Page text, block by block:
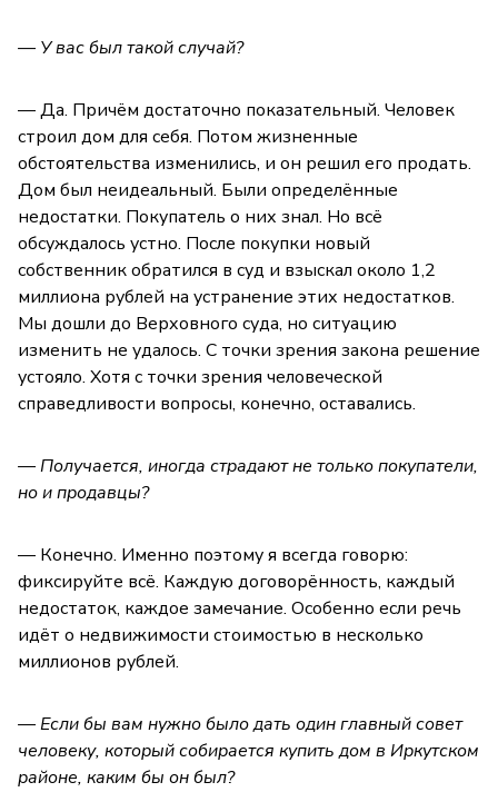
— У вас был такой случай?
— Да. Причём достаточно показательный. Человек
строил дом для себя. Потом жизненные
обстоятельства изменились, и он решил его продать.
Дом был неидеальный. Были определённые
недостатки. Покупатель о них знал. Но всё
обсуждалось устно. После покупки новый
собственник обратился в суд и взыскал около 1,2
миллиона рублей на устранение этих недостатков.
Мы дошли до Верховного суда, но ситуацию
изменить не удалось. С точки зрения закона решение
устояло. Хотя с точки зрения человеческой
справедливости вопросы, конечно, оставались.
— Получается, иногда страдают не только покупатели,
но и продавцы?
— Конечно. Именно поэтому я всегда говорю:
фиксируйте всё. Каждую договорённость, каждый
недостаток, каждое замечание. Особенно если речь
идёт о недвижимости стоимостью в несколько
миллионов рублей.
— Если бы вам нужно было дать один главный совет
человеку, который собирается купить дом в Иркутском
районе, каким бы он был?